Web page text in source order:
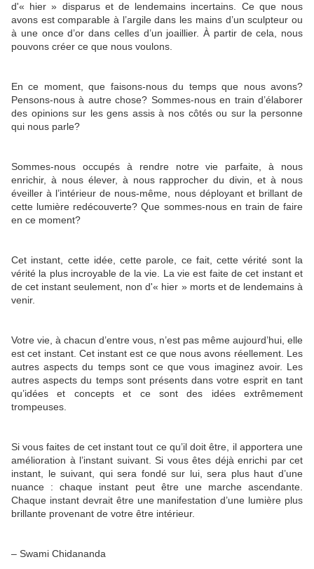
d'« hier » disparus et de lendemains incertains. Ce que nous
avons est comparable à l’argile dans les mains d’un sculpteur ou
à une once d’or dans celles d’un joaillier. À partir de cela, nous
pouvons créer ce que nous voulons.
En ce moment, que faisons-nous du temps que nous avons?
Pensons-nous à autre chose? Sommes-nous en train d’élaborer
des opinions sur les gens assis à nos côtés ou sur la personne
qui nous parle?
Sommes-nous occupés à rendre notre vie parfaite, à nous
enrichir, à nous élever, à nous rapprocher du divin, et à nous
éveiller à l’intérieur de nous-même, nous déployant et brillant de
cette lumière redécouverte? Que sommes-nous en train de faire
en ce moment?
Cet instant, cette idée, cette parole, ce fait, cette vérité sont la
vérité la plus incroyable de la vie. La vie est faite de cet instant et
de cet instant seulement, non d'« hier » morts et de lendemains à
venir.
Votre vie, à chacun d’entre vous, n’est pas même aujourd’hui, elle
est cet instant. Cet instant est ce que nous avons réellement. Les
autres aspects du temps sont ce que vous imaginez avoir. Les
autres aspects du temps sont présents dans votre esprit en tant
qu’idées et concepts et ce sont des idées extrêmement
trompeuses.
Si vous faites de cet instant tout ce qu’il doit être, il apportera une
amélioration à l’instant suivant. Si vous êtes déjà enrichi par cet
instant, le suivant, qui sera fondé sur lui, sera plus haut d’une
nuance : chaque instant peut être une marche ascendante.
Chaque instant devrait être une manifestation d’une lumière plus
brillante provenant de votre être intérieur.
– Swami Chidananda